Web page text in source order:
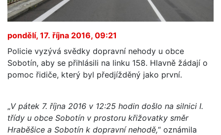
pondělí, 17. října 2016, 09:21
Policie vyzývá svědky dopravní nehody u obce
Sobotín, aby se přihlásili na linku 158. Hlavně žádají o
pomoc řidiče, který byl předjížděný jako první.
„V pátek 7. října 2016 v 12:25 hodin došlo na silnici I.
třídy u obce Sobotín v prostoru křižovatky směr
Hraběšice a Sobotín k dopravní nehodě,“ oznámila